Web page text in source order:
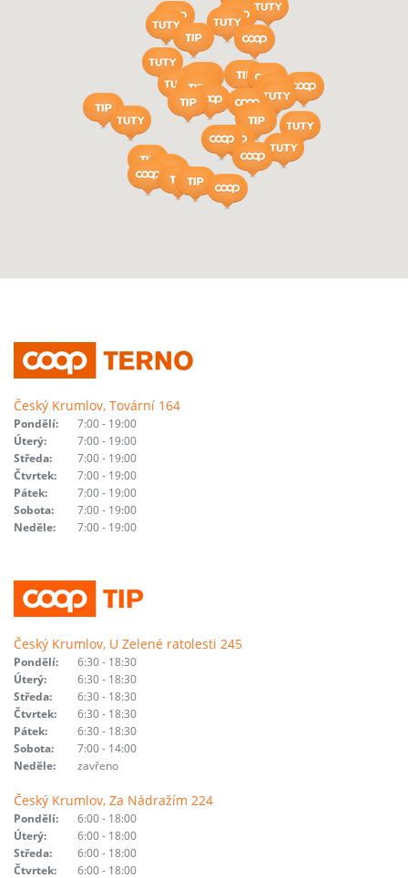
Český Krumlov, Tovární 164
Pondělí:
7:00 - 19:00
Úterý:
7:00 - 19:00
Středa:
7:00 - 19:00
Čtvrtek:
7:00 - 19:00
Pátek:
7:00 - 19:00
Sobota:
7:00 - 19:00
Neděle:
7:00 - 19:00
Český Krumlov, U Zelené ratolesti 245
Pondělí:
6:30 - 18:30
Úterý:
6:30 - 18:30
Středa:
6:30 - 18:30
Čtvrtek:
6:30 - 18:30
Pátek:
6:30 - 18:30
Sobota:
7:00 - 14:00
Neděle:
zavřeno
Český Krumlov, Za Nádražím 224
Pondělí:
6:00 - 18:00
Úterý:
6:00 - 18:00
Středa:
6:00 - 18:00
Čtvrtek:
6:00 - 18:00